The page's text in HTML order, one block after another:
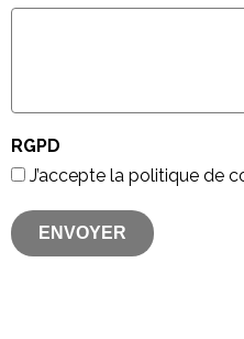
RGPD
J’accepte la politique de